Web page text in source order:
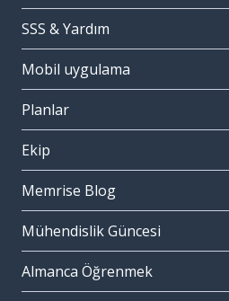
SSS & Yardım
Mobil uygulama
Planlar
Ekip
Memrise Blog
Mühendislik Güncesi
Almanca Öğrenmek